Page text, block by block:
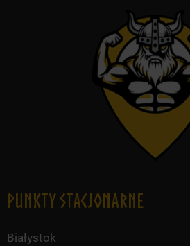
Punkty Stacjonarne
Białystok